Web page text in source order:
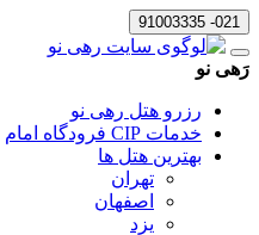
021- 91003335
رَهی نو
رزرو هتل رهی نو
خدمات CIP فرودگاه امام
بهترین هتل ها
تهران
اصفهان
یزد